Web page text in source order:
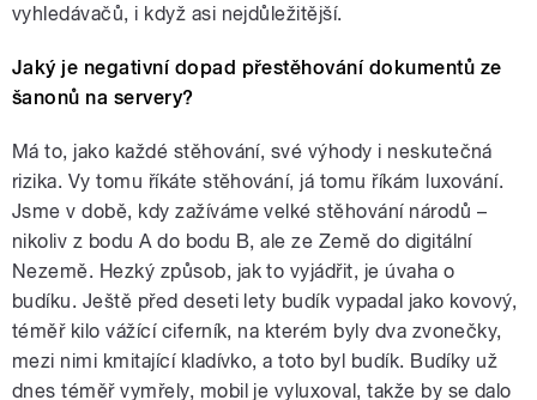
vyhledávačů, i když asi nejdůležitější.
Jaký je negativní dopad přestěhování dokumentů ze
šanonů na servery?
Má to, jako každé stěhování, své výhody i neskutečná
rizika. Vy tomu říkáte stěhování, já tomu říkám luxování.
Jsme v době, kdy zažíváme velké stěhování národů –
nikoliv z bodu A do bodu B, ale ze Země do digitální
Nezemě. Hezký způsob, jak to vyjádřit, je úvaha o
budíku. Ještě před deseti lety budík vypadal jako kovový,
téměř kilo vážící ciferník, na kterém byly dva zvonečky,
mezi nimi kmitající kladívko, a toto byl budík. Budíky už
dnes téměř vymřely, mobil je vyluxoval, takže by se dalo